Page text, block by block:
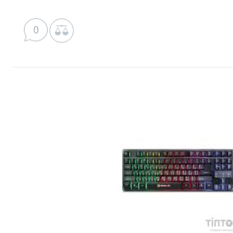
0